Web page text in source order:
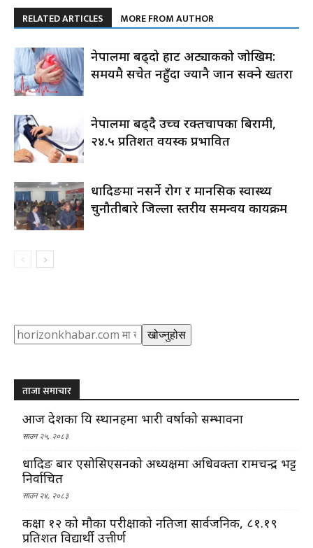
RELATED ARTICLES MORE FROM AUTHOR
नेपालमा बढ्दो हार्ट अट्याकको जोखिम:
समयमै सचेत नहुँदा ज्यानै जान सक्ने खतरा
नेपालमा बढ्दै उच्च रक्तचापका बिरामी,
२४.५ प्रतिशत वयस्क प्रभावित
धादिङमा नसर्ने रोग र मानसिक स्वास्थ्य
चुनौतीबारे जिल्ला स्तरीय समन्वय कार्यक्रम
Search खोज्नुहोस
ताजा समाचार
आज देशका यि स्थानहरुमा भारी वर्षाको सम्भावना
साउन २५, २०८३
धादिङ बार एसोसिएसनको अध्यक्षमा अधिवक्ता रामचन्द्र भट्ट
निर्वाचित
साउन २४, २०८३
कक्षा १२ को मौका परीक्षाको नतिजा सार्वजनिक, ८१.१९
प्रतिशत विद्यार्थी उत्तीर्ण